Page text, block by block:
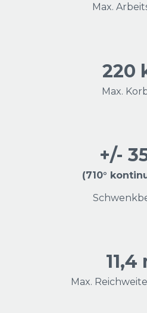
Max.
220
Max.
+/-
(710°
11,4
Max.